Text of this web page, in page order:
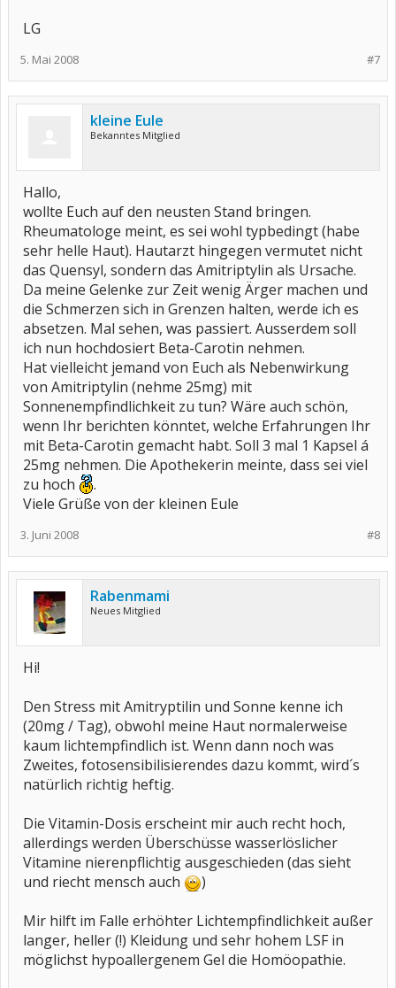
LG
#7
5. Mai 2008
kleine Eule
Bekanntes Mitglied
Hallo,
wollte Euch auf den neusten Stand bringen.
Rheumatologe meint, es sei wohl typbedingt (habe
sehr helle Haut). Hautarzt hingegen vermutet nicht
das Quensyl, sondern das Amitriptylin als Ursache.
Da meine Gelenke zur Zeit wenig Ärger machen und
die Schmerzen sich in Grenzen halten, werde ich es
absetzen. Mal sehen, was passiert. Ausserdem soll
ich nun hochdosiert Beta-Carotin nehmen.
Hat vielleicht jemand von Euch als Nebenwirkung
von Amitriptylin (nehme 25mg) mit
Sonnenempfindlichkeit zu tun? Wäre auch schön,
wenn Ihr berichten könntet, welche Erfahrungen Ihr
mit Beta-Carotin gemacht habt. Soll 3 mal 1 Kapsel á
25mg nehmen. Die Apothekerin meinte, dass sei viel
zu hoch
.
Viele Grüße von der kleinen Eule
#8
3. Juni 2008
Rabenmami
Neues Mitglied
Hi!
Den Stress mit Amitryptilin und Sonne kenne ich
(20mg / Tag), obwohl meine Haut normalerweise
kaum lichtempfindlich ist. Wenn dann noch was
Zweites, fotosensibilisierendes dazu kommt, wird´s
natürlich richtig heftig.
Die Vitamin-Dosis erscheint mir auch recht hoch,
allerdings werden Überschüsse wasserlöslicher
Vitamine nierenpflichtig ausgeschieden (das sieht
und riecht mensch auch
)
Mir hilft im Falle erhöhter Lichtempfindlichkeit außer
langer, heller (!) Kleidung und sehr hohem LSF in
möglichst hypoallergenem Gel die Homöopathie.